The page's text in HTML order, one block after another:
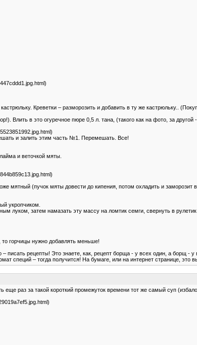
Креветки – разморозить и добавить в ту же кастрюльку..
Влить в это огуречное пюре 0,5 л. тана, (такого как на фото, за другой
и залить этим часть №1. Перемешать. Все!
и веточкой мяты.
мятный (пучок мяты довести до кипения, потом охладить и заморозит
укропчиком.
луком, затем намазать эту массу на ломтик семги, свернуть в
то горчицы нужно добавлять меньше!
писать рецепты! Это знаете, как, рецепт борща - у всех один, а борщ - у
специй – тогда получится! На бумаге, или на интернет странице, это
еще раз за такой короткий промежуток времени тот же самый суп